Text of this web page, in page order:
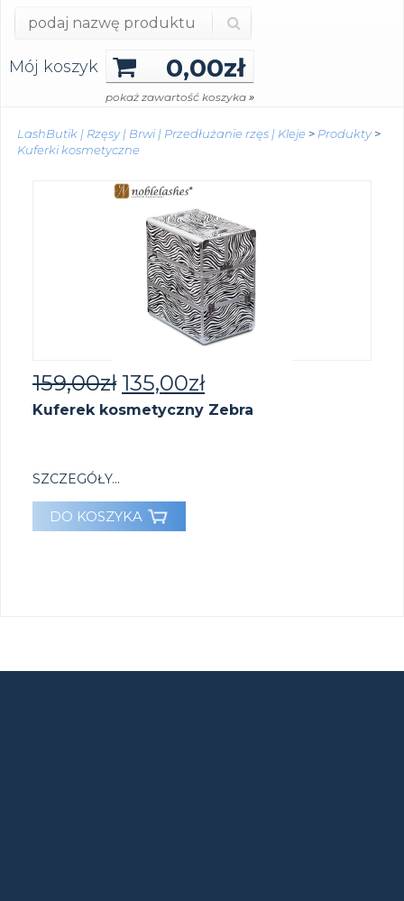
Mój koszyk 0,00zł
pokaż zawartość koszyka »
LashButik | Rzęsy | Brwi | Przedłużanie rzęs | Kleje > Produkty>
Kuferki kosmetyczne
159,00zł 135,00zł
Kuferek kosmetyczny Zebra
SZCZEGÓŁY...
DO KOSZYKA